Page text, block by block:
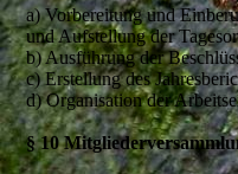
a) Vorbereitung und
und Aufstellung der
b) Ausführung der
c) Erstellung des
d) Organisation der
§ 10